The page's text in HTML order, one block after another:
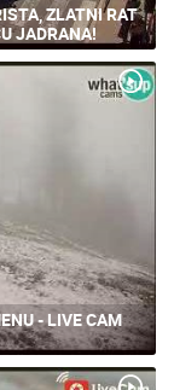
ZLATNI RAT
JADRANA!
- LIVE CAM